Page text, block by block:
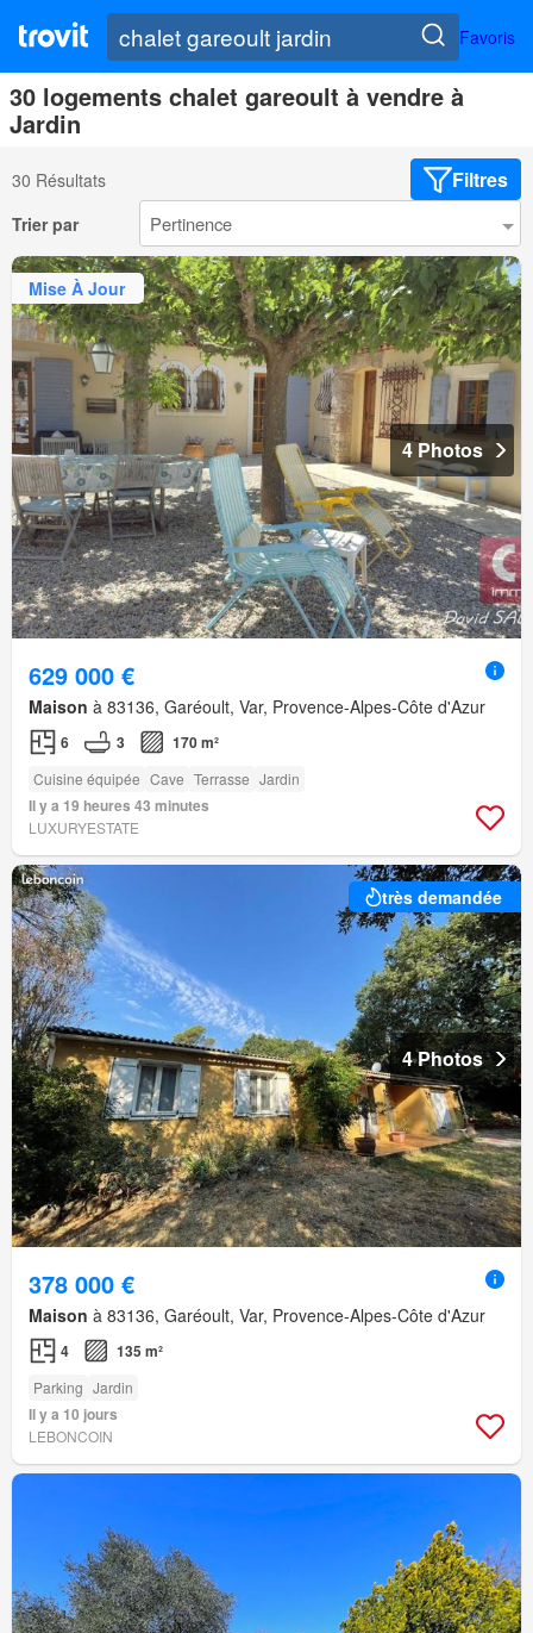
Favoris
30 logements chalet gareoult à vendre à
Jardin
30 Résultats Filtres
Trier par
Mise À Jour
4 Photos
629 000 €
Maison à 83136, Garéoult, Var, Provence-Alpes-Côte d'Azur
6 3 170 m²
Cuisine équipée Cave Terrasse Jardin
Il y a 19 heures 43 minutes
LUXURYESTATE
très demandée
4 Photos
378 000 €
Maison à 83136, Garéoult, Var, Provence-Alpes-Côte d'Azur
4 135 m²
Parking Jardin
Il y a 10 jours
LEBONCOIN